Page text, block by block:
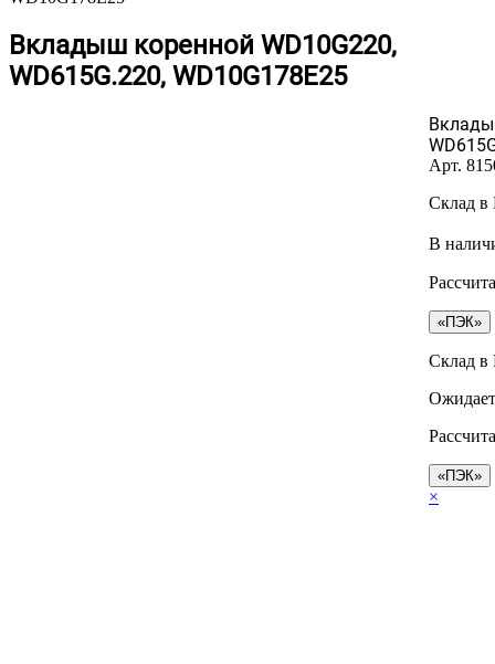
Вкладыш коренной WD10G220,
WD615G.220, WD10G178E25
Арт.
Склад в
В
«ПЭК»
Склад в
«ПЭК»
×